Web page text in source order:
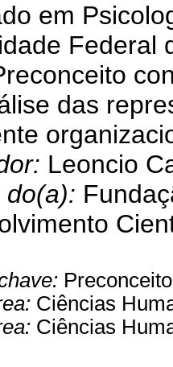
em
Federal
das
Leoncio
do(a):
Ciências
Ciências